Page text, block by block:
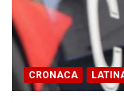
CRONACA